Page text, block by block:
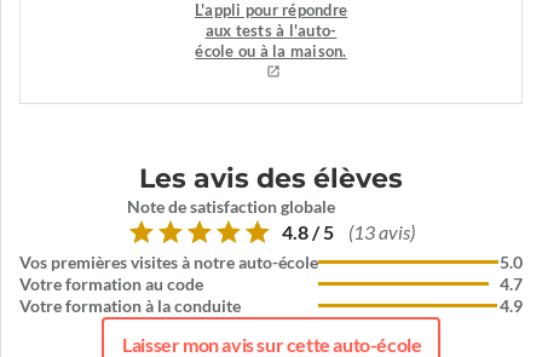
L'appli pour répondre
aux tests à l'auto-
école ou à la maison.
Les avis des élèves
Note de satisfaction globale
4.8 / 5 (13 avis)
Vos premières visites à notre auto-école
Votre formation au code
Votre formation à la conduite
5.0
4.7
4.9
Laisser mon avis sur cette auto-école